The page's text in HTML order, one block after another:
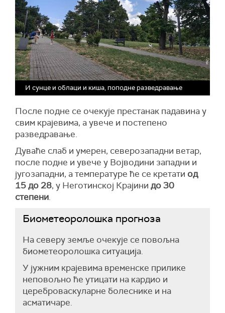
И сунце и облаци и киша, поподне разведравање
После подне се очекује престанак падавина у
свим крајевима, а увече и постепено
разведравање.
Дуваће слаб и умерен, северозападни ветар,
после подне и увече у Војводини западни и
југозападни, а температуре ће се кретати од
15 до 28, у Неготинској Крајини до 30
степени.
Биометеоролошка прогноза
На северу земље очекује се повољна
биометеоролошка ситуација.
У јужним крајевима временске прилике
неповољно ће утицати на кардио и
цереброваскуларне болеснике и на
асматичаре.